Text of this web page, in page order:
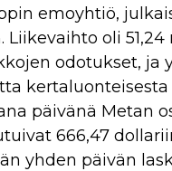
emoyhtiö,
Liikevaihto oli
odotukset, ja
kertaluonteisesta
päivänä Metan
666,47
yhden päivän